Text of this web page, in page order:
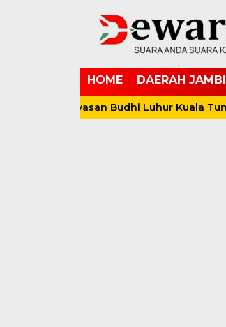
HOME DAERAH JAMBI
Yayasan Budhi Luhur Kuala Tungkal